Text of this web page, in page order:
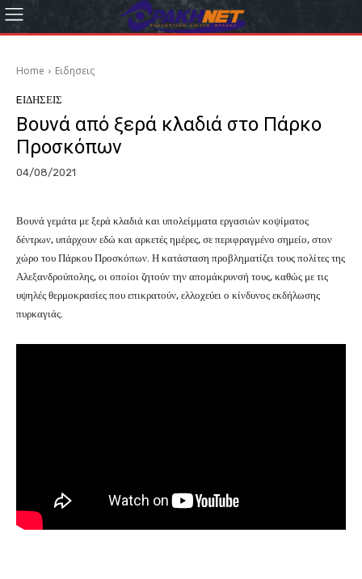
Home Eιδησεις
EΙΔΗΣΕΙΣ
Βουνά από ξερά κλαδιά στο Πάρκο
Προσκόπων
04/08/2021
Βουνά γεμάτα με ξερά κλαδιά και υπολείμματα εργασιών κοψίματος
δέντρων, υπάρχουν εδώ και αρκετές ημέρες, σε περιφραγμένο σημείο, στον
χώρο του Πάρκου Προσκόπων. Η κατάσταση προβληματίζει τους πολίτες της
Αλεξανδρούπολης, οι οποίοι ζητούν την απομάκρυνσή τους, καθώς με τις
υψηλές θερμοκρασίες που επικρατούν, ελλοχεύει ο κίνδυνος εκδήλωσης
πυρκαγιάς.